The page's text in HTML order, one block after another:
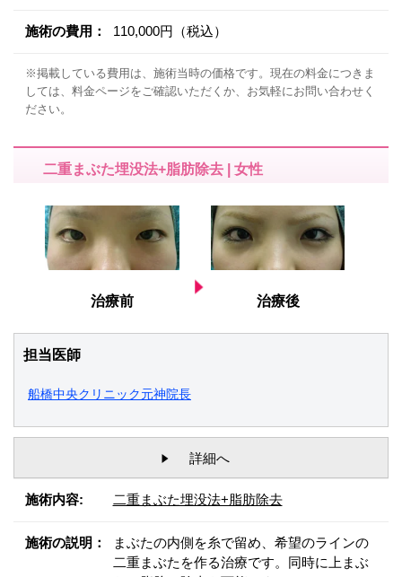
施術の費用： 110,000円（税込）
※掲載している費用は、施術当時の価格です。現在の料金につきま
しては、料金ページをご確認いただくか、お気軽にお問い合わせく
ださい。
二重まぶた埋没法+脂肪除去 | 女性
治療前 治療後
担当医師
船橋中央クリニック元神院長
詳細へ
施術内容: 二重まぶた埋没法+脂肪除去
施術の説明：
まぶたの内側を糸で留め、希望のラインの
二重まぶたを作る治療です。同時に上まぶ